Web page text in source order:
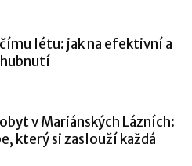
létu: jak na efektivní a
v Mariánských Lázních:
který si zaslouží každá